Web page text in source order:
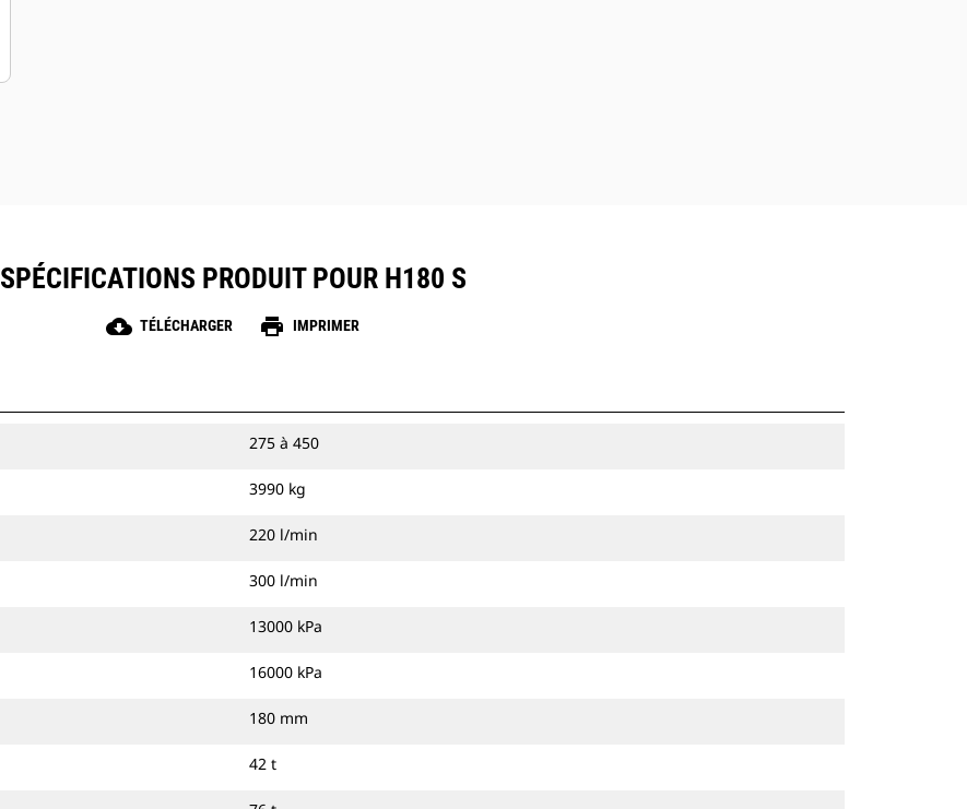
SPÉCIFICATIONS PRODUIT POUR H180 S
cloud_download TÉLÉCHARGER print IMPRIMER
275 à 450
3990 kg
220 l/min
300 l/min
13000 kPa
16000 kPa
180 mm
42 t